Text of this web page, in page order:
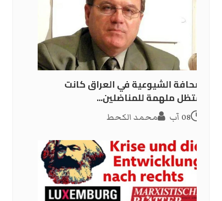
الصحافة الشيوعية في العراق كانت
وستظل ملهمة للمناضلين...
08 آب محمد الكحط